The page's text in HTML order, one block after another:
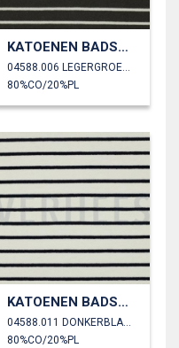
KATOENEN BADSTOF GARENGEVERFD STREPEN
04588.006 LEGERGROEN/ECRU
80%CO/20%PL
KATOENEN BADSTOF GARENGEVERFD STREPEN
04588.011 DONKERBLAUW
80%CO/20%PL